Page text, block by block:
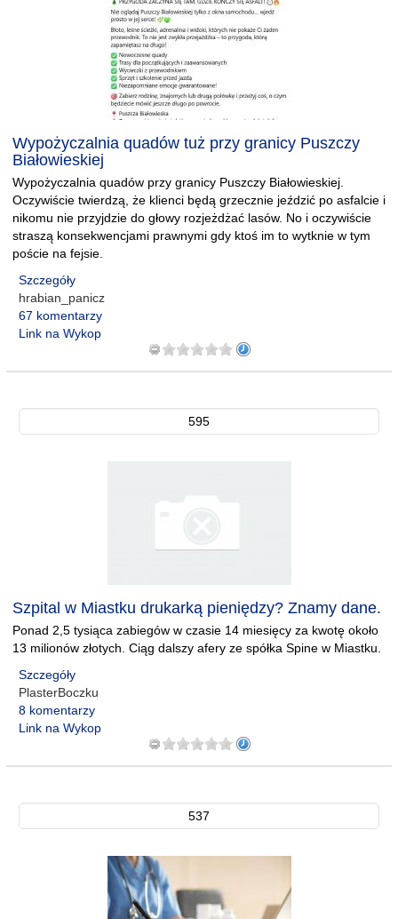
Wypożyczalnia quadów tuż przy granicy Puszczy
Białowieskiej
Wypożyczalnia quadów przy granicy Puszczy Białowieskiej.
Oczywiście twierdzą, że klienci będą grzecznie jeździć po asfalcie i
nikomu nie przyjdzie do głowy rozjeżdżać lasów. No i oczywiście
straszą konsekwencjami prawnymi gdy ktoś im to wytknie w tym
poście na fejsie.
Szczegóły
hrabian_panicz
67 komentarzy
Link na Wykop
595
Szpital w Miastku drukarką pieniędzy? Znamy dane.
Ponad 2,5 tysiąca zabiegów w czasie 14 miesięcy za kwotę około
13 milionów złotych. Ciąg dalszy afery ze spółka Spine w Miastku.
Szczegóły
PlasterBoczku
8 komentarzy
Link na Wykop
537